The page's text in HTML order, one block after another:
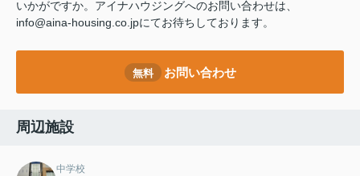
いかがですか。アイナハウジングへのお問い合わせは、
info@aina-housing.co.jpにてお待ちしております。
無料 お問い合わせ
周辺施設
中学校